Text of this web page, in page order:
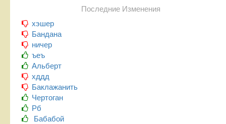
Последние Изменения
хэшер
Бандана
ничер
ъеъ
Альберт
хддд
Баклажанить
Чертоган
Рб
Бабабой